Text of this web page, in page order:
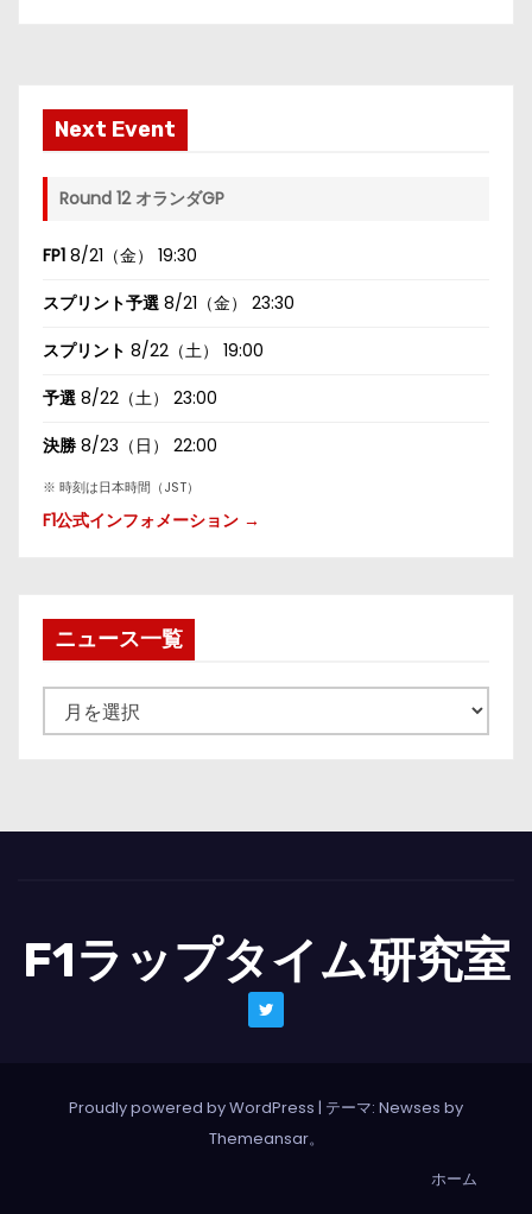
Next Event
Round 12 オランダGP
FP1 8/21（金） 19:30
スプリント予選 8/21（金） 23:30
スプリント 8/22（土） 19:00
予選 8/22（土） 23:00
決勝 8/23（日） 22:00
※ 時刻は日本時間（JST）
F1公式インフォメーション →
ニュース一覧
ュ
一
F1ラップタイム研究室
Proudly powered by WordPress | テーマ: Newses by
Themeansar。
ホーム